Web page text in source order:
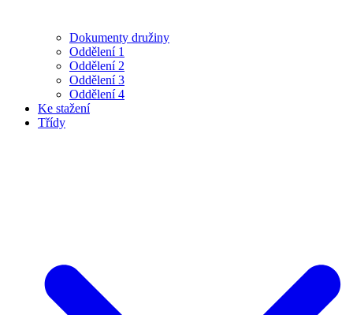
Dokumenty družiny
Oddělení 1
Oddělení 2
Oddělení 3
Oddělení 4
Ke stažení
Třídy